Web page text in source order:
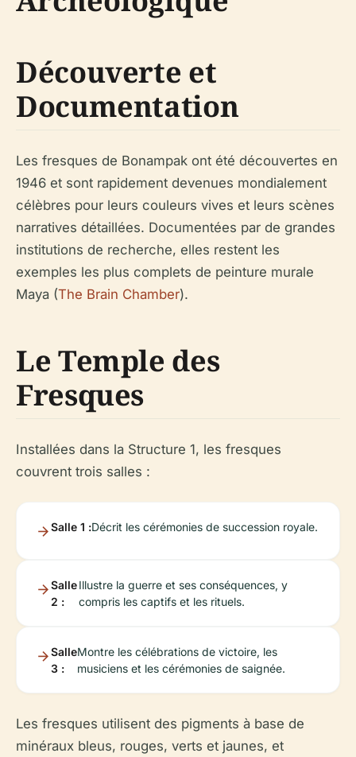
Découverte et
Documentation
Les fresques de Bonampak ont été découvertes en
1946 et sont rapidement devenues mondialement
célèbres pour leurs couleurs vives et leurs scènes
narratives détaillées. Documentées par de grandes
institutions de recherche, elles restent les
exemples les plus complets de peinture murale
Maya (The Brain Chamber).
Le Temple des
Fresques
Installées dans la Structure 1, les fresques
couvrent trois salles :
Salle 1 :Décrit les cérémonies de succession royale.
Salle
2 :
Illustre la guerre et ses conséquences, y
compris les captifs et les rituels.
Salle
3 :
Montre les célébrations de victoire, les
musiciens et les cérémonies de saignée.
Les fresques utilisent des pigments à base de
minéraux bleus, rouges, verts et jaunes, et